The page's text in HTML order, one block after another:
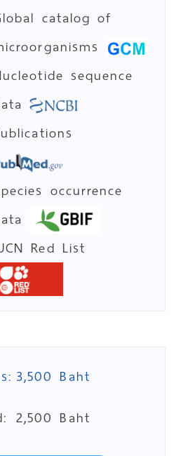
catalog of
sequence
occurrence
Red List
3,500 Baht
2,500 Baht